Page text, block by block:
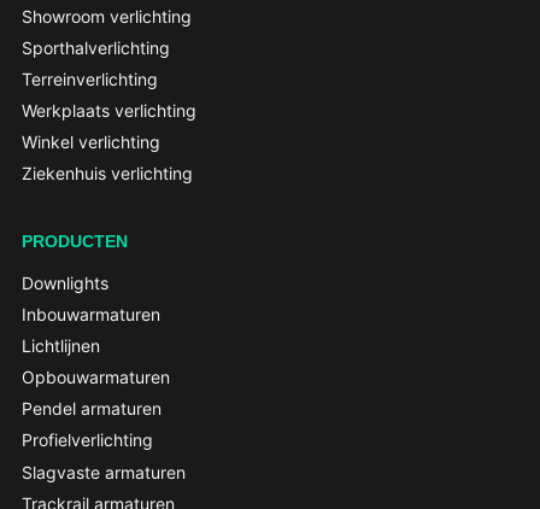
Showroom verlichting
Sporthalverlichting
Terreinverlichting
Werkplaats verlichting
Winkel verlichting
Ziekenhuis verlichting
PRODUCTEN
Downlights
Inbouwarmaturen
Lichtlijnen
Opbouwarmaturen
Pendel armaturen
Profielverlichting
Slagvaste armaturen
Trackrail armaturen